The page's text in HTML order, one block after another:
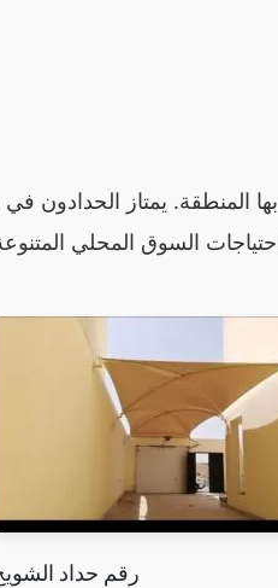
المنطقة. يمتاز الحدادون
رقم حداد